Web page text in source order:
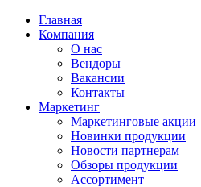
Главная
Компания
О нас
Вендоры
Вакансии
Контакты
Маркетинг
Маркетинговые акции
Новинки продукции
Новости партнерам
Обзоры продукции
Ассортимент